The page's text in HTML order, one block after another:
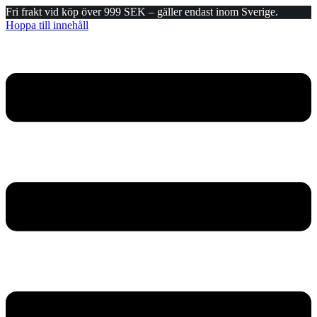
Fri frakt vid köp över 999 SEK – gäller endast inom Sverige.
Hoppa till innehåll